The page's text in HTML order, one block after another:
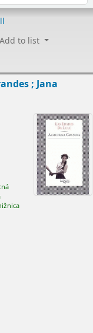
Add to list
; Jana